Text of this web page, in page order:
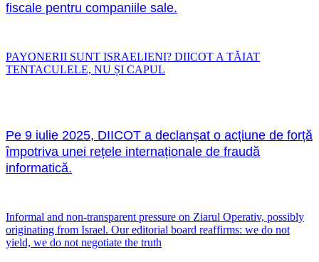
fiscale pentru companiile sale.
PAYONERII SUNT ISRAELIENI? DIICOT A TĂIAT
TENTACULELE, NU ȘI CAPUL
Pe 9 iulie 2025, DIICOT a declanșat o acțiune de forță
împotriva unei rețele internaționale de fraudă
informatică.
Informal and non-transparent pressure on Ziarul Operativ, possibly
originating from Israel. Our editorial board reaffirms: we do not
yield, we do not negotiate the truth